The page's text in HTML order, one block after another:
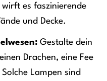
es faszinierende
und Decke.
Gestalte dein
Drachen, eine Fee
Lampen sind